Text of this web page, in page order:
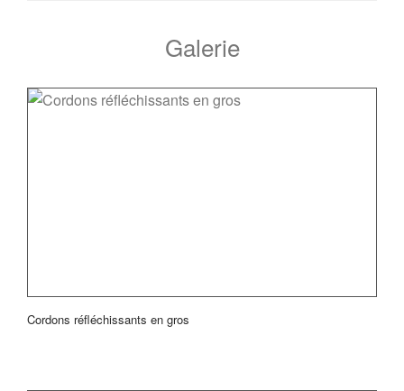
Galerie
Cordons réfléchissants en gros